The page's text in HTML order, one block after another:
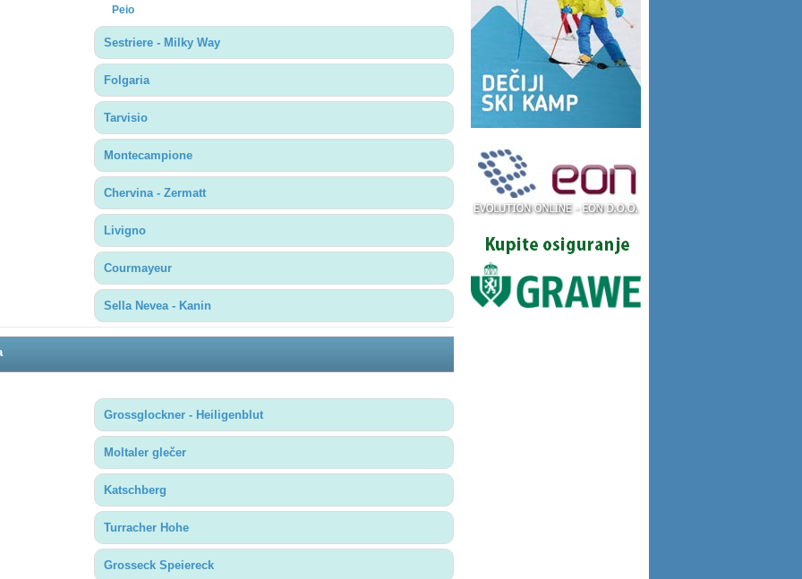
Peio
Sestriere - Milky Way
Folgaria
Tarvisio
Montecampione
Chervina - Zermatt
Livigno
Courmayeur
Sella Nevea - Kanin
Grossglockner - Heiligenblut
Moltaler glečer
Katschberg
Turracher Hohe
Grosseck Speiereck